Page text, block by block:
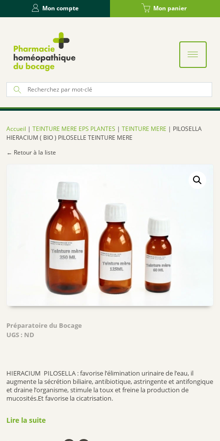
Mon compte Mon panier
:
Accueil |TEINTURE MERE EPS PLANTES |TEINTURE MERE | PILOSELLA
HIERACIUM ( BIO ) PILOSELLE TEINTURE MERE
← Retour à la liste
Préparatoire du Bocage
UGS : ND
HIERACIUM PILOSELLA : favorise l’élimination urinaire de l’eau, il
augmente la sécrétion biliaire, antibiotique, astringente et antifongique
et draine l’organisme, stimule la toux et freine la production de
mucosités.Et favorise la cicatrisation.
Lire la suite
Panneau de gestion des cookies